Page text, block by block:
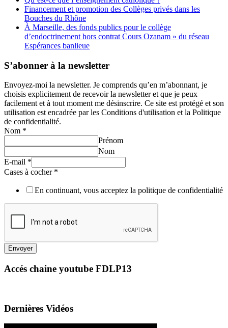
Financement et promotion des Collèges privés dans les
Bouches du Rhône
À Marseille, des fonds publics pour le collège
d’endoctrinement hors contrat Cours Ozanam » du réseau
Espérances banlieue
S’abonner à la newsletter
Envoyez-moi la newsletter. Je comprends qu’en m’abonnant, je
choisis explicitement de recevoir la newsletter et que je peux
facilement et à tout moment me désinscrire. Ce site est protégé et son
utilisation est encadrée par les Conditions d'utilisation et la Politique
de confidentialité.
Nom *
Prénom
Nom
E-mail *
Cases à cocher *
En continuant, vous acceptez la politique de confidentialité
Envoyer
Accés chaine youtube FDLP13
Dernières Vidéos